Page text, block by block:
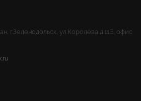
г.Зеленодольск, ул.Королева д.11Б, офис